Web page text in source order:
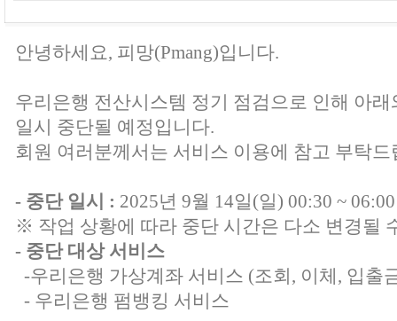
안녕하세요, 피망(Pmang)입니다.
우리은행 전산시스템 정기 점검으로 인해 아
일시 중단될 예정입니다.
회원 여러분께서는 서비스 이용에 참고 부탁드
- 중단 일시 : 2025년 9월 14일(일) 00:30 ~
※ 작업 상황에 따라 중단 시간은 다소 변경될
- 중단 대상 서비스
-우리은행 가상계좌 서비스 (조회, 이체, 입출
- 우리은행 펌뱅킹 서비스